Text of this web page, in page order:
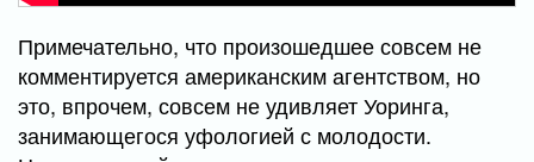
Примечательно, что произошедшее совсем не
комментируется американским агентством, но
это, впрочем, совсем не удивляет Уоринга,
занимающегося уфологией с молодости.